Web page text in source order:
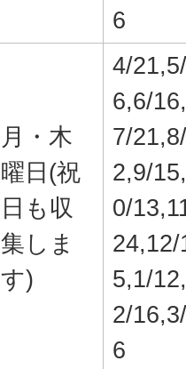
6
月・木
曜日(祝
日も収
集しま
す)
4/
6,6/16,
7/
2,9/
0/
24,12/
5,1/12,
2/
6